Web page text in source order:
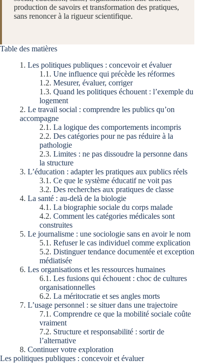
production de savoirs et transformation des pratiques,
sans renoncer à la rigueur scientifique.
Table des matières
Les politiques publiques : concevoir et évaluer
Une influence qui précède les réformes
Mesurer, évaluer, corriger
Quand les politiques échouent : l’exemple du
logement
Le travail social : comprendre les publics qu’on
accompagne
La logique des comportements incompris
Des catégories pour ne pas réduire à la
pathologie
Limites : ne pas dissoudre la personne dans
la structure
L’éducation : adapter les pratiques aux publics réels
Ce que le système éducatif ne voit pas
Des recherches aux pratiques de classe
La santé : au-delà de la biologie
La biographie sociale du corps malade
Comment les catégories médicales sont
construites
Le journalisme : une sociologie sans en avoir le nom
Refuser le cas individuel comme explication
Distinguer tendance documentée et exception
médiatisée
Les organisations et les ressources humaines
Les fusions qui échouent : choc de cultures
organisationnelles
La méritocratie et ses angles morts
L’usage personnel : se situer dans une trajectoire
Comprendre ce que la mobilité sociale coûte
vraiment
Structure et responsabilité : sortir de
l’alternative
Continuer votre exploration
Les politiques publiques : concevoir et évaluer